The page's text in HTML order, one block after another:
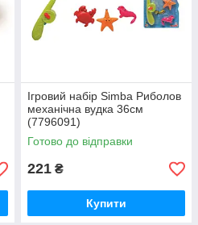
Ігровий набір Simba Риболов
механічна вудка 36см
(7796091)
Готово до відправки
221 ₴
Купити